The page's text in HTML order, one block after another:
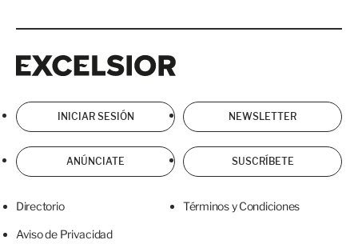
INICIAR SESIÓN NEWSLETTER
ANÚNCIATE SUSCRÍBETE
Directorio Términos y Condiciones
Aviso de Privacidad